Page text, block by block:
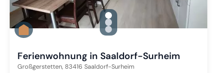
gallery.slide_selector
Zu Slide 1 wechseln
Zu Slide 2 wechseln
Zu Slide 3 wechseln
Ferienwohnung in Saaldorf-Surheim
Großgerstetten, 83416 Saaldorf-Surheim